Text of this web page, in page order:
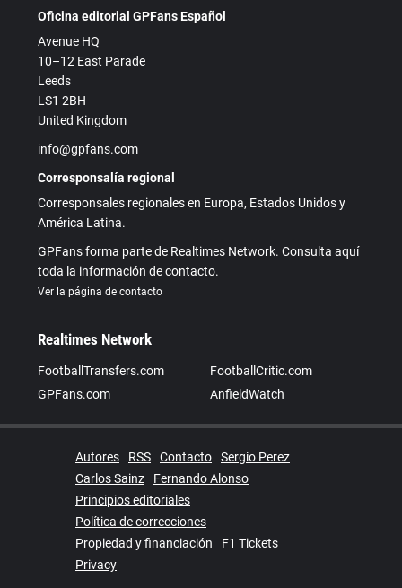
Oficina editorial GPFans Español
Avenue HQ
10–12 East Parade
Leeds
LS1 2BH
United Kingdom
info@gpfans.com
Corresponsalía regional
Corresponsales regionales en Europa, Estados Unidos y
América Latina.
GPFans forma parte de Realtimes Network. Consulta aquí
toda la información de contacto.
Ver la página de contacto
Realtimes Network
FootballTransfers.com
FootballCritic.com
GPFans.com
AnfieldWatch
Autores RSS Contacto
Sergio Perez
Carlos Sainz
Fernando Alonso
Principios editoriales
Política de correcciones
Propiedad y financiación
F1 Tickets
Privacy